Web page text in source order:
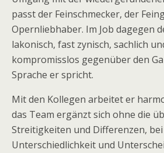
passt der Feinschmecker, der
Opernliebhaber. Im Job dagegen
lakonisch, fast zynisch, sachlich
kompromisslos gegenüber den
Sprache er spricht.
Mit den Kollegen arbeitet er
das Team ergänzt sich ohne die
Streitigkeiten und Differenzen,
Unterschiedlichkeit und